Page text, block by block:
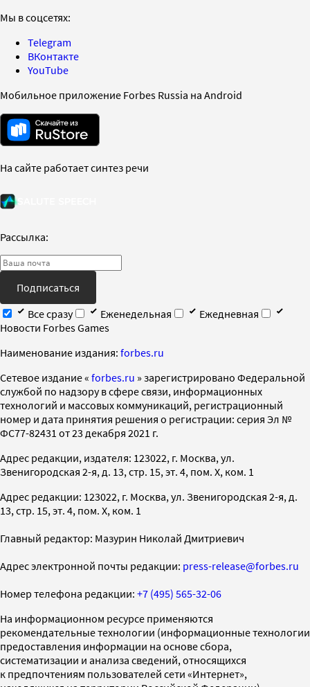
Мы в соцсетях:
Telegram
ВКонтакте
YouTube
Мобильное приложение Forbes Russia на Android
На сайте работает синтез речи
Рассылка:
Подписаться
Все сразу
Еженедельная
Ежедневная
Новости Forbes Games
Наименование издания: forbes.ru
Cетевое издание « forbes.ru » зарегистрировано Федеральной
службой по надзору в сфере связи, информационных
технологий и массовых коммуникаций, регистрационный
номер и дата принятия решения о регистрации: серия Эл №
ФС77-82431 от 23 декабря 2021 г.
Адрес редакции, издателя: 123022, г. Москва, ул.
Звенигородская 2-я, д. 13, стр. 15, эт. 4, пом. X, ком. 1
Адрес редакции: 123022, г. Москва, ул. Звенигородская 2-я, д.
13, стр. 15, эт. 4, пом. X, ком. 1
Главный редактор: Мазурин Николай Дмитриевич
Адрес электронной почты редакции: press-release@forbes.ru
Номер телефона редакции: +7 (495) 565-32-06
На информационном ресурсе применяются
рекомендательные технологии (информационные технологии
предоставления информации на основе сбора,
систематизации и анализа сведений, относящихся
к предпочтениям пользователей сети «Интернет»,